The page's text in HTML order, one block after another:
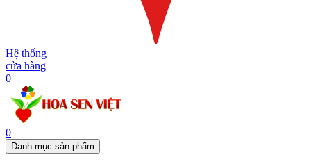
Hệ thống
cửa hàng
0
0
Danh mục sản phẩm